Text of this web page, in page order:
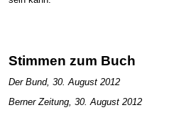
Stimmen zum Buch
Der Bund, 30. August 2012
Berner Zeitung, 30. August 2012